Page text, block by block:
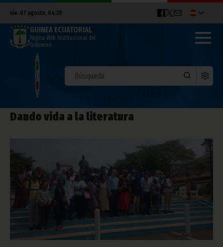
vie. 07 agosto, 04:29
GUINEA ECUATORIAL
Página Web Institucional del
Gobierno
Dando vida a la literatura